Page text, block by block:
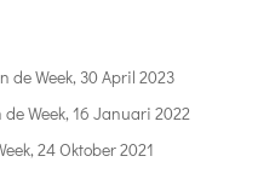
de Week, 30 April 2023
Week, 16 Januari 2022
24 Oktober 2021